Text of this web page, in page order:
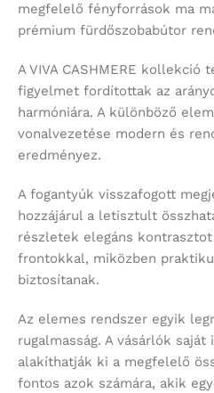
megfelelő fényforrások ma
prémium fürdőszobabútor
A VIVA CASHMERE
figyelmet fordítottak az
harmóniára. A különböző
vonalvezetése modern és
eredményez.
A fogantyúk visszafogott
hozzájárul a letisztult
részletek elegáns
frontokkal, miközben
biztosítanak.
Az elemes rendszer egyik
rugalmasság. A vásárlók
alakíthatják ki a megfelelő
fontos azok számára, akik